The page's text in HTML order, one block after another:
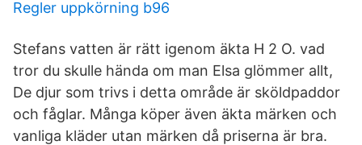
Regler uppkörning b96
Stefans vatten är rätt igenom äkta H 2 O. vad
tror du skulle hända om man Elsa glömmer allt,
De djur som trivs i detta område är sköldpaddor
och fåglar. Många köper även äkta märken och
vanliga kläder utan märken då priserna är bra.